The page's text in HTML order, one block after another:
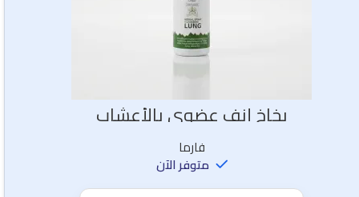
بخاخ أنف عضوي بالأعشاب
فارما
متوفر الآن